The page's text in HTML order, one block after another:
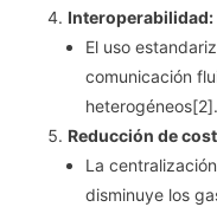
Interoperabilidad:
El uso
comunicación
heterogéneos[2].
Reducción de
La
disminuye los